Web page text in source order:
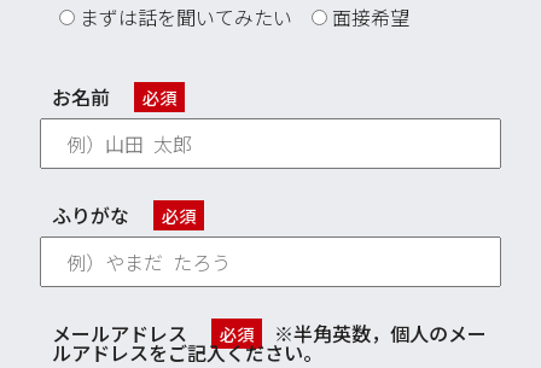
まずは話を聞いてみたい 面接希望
お名前 必須
ふりがな 必須
メールアドレス 必須 ※半角英数，個人のメー
ルアドレスをご記入ください。